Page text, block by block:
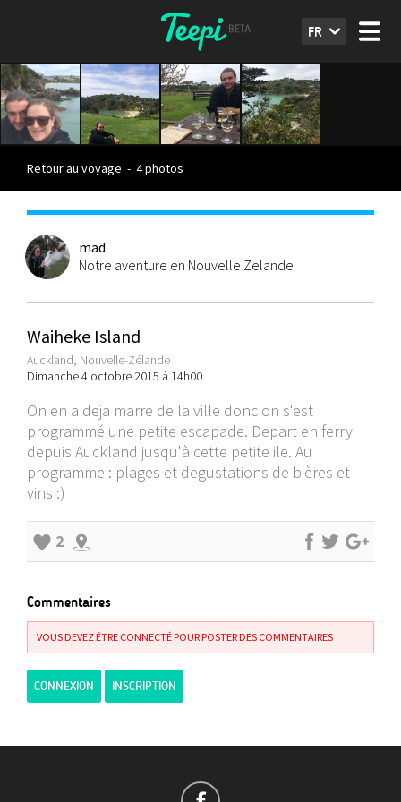
FR
Retour au voyage - 4 photos
mad
Notre aventure en Nouvelle Zelande
Waiheke Island
Auckland, Nouvelle-Zélande
Dimanche 4 octobre 2015 à 14h00
On en a deja marre de la ville donc on s'est
programmé une petite escapade. Depart en ferry
depuis Auckland jusqu'à cette petite ile. Au
programme : plages et degustations de bières et
vins :)
2
Commentaires
VOUS DEVEZ ÊTRE CONNECTÉ POUR POSTER DES COMMENTAIRES
CONNEXION INSCRIPTION